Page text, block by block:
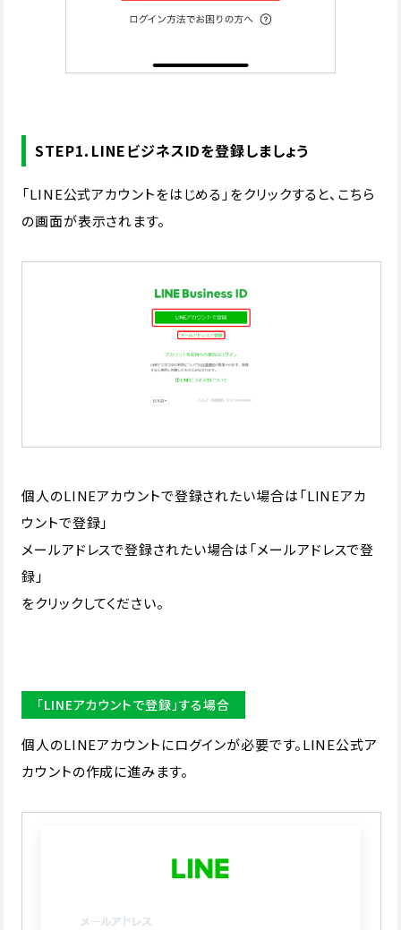
STEP1．LINEビジネスIDを登録しましょう
「LINE公式アカウントをはじめる」をクリックすると、こちら
の画面が表示されます。
個人のLINEアカウントで登録されたい場合は「LINEアカ
ウントで登録」
メールアドレスで登録されたい場合は「メールアドレスで登
録」
をクリックしてください。
「LINEアカウントで登録」する場合
個人のLINEアカウントにログインが必要です。LINE公式ア
カウントの作成に進みます。